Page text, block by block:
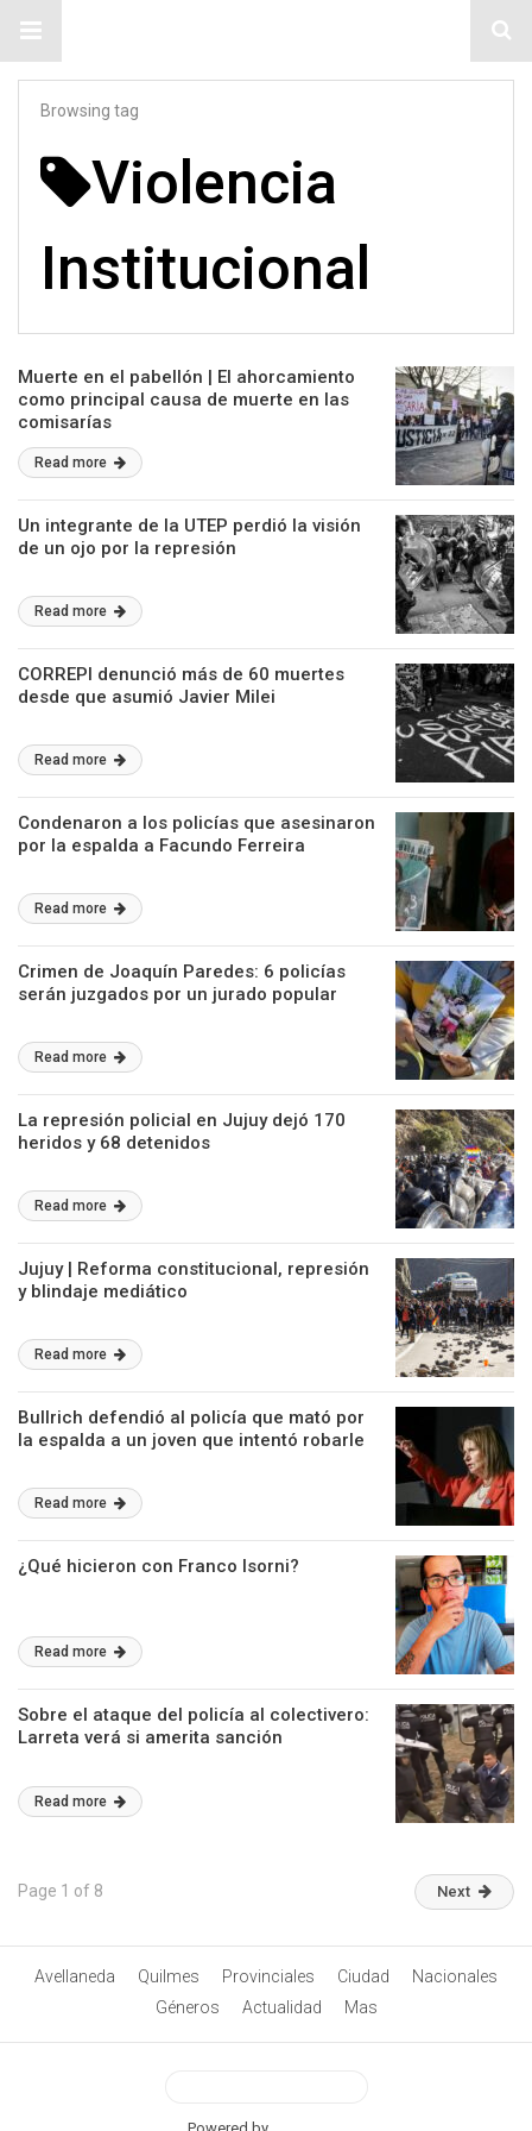
Browsing tag
Violencia
Institucional
Muerte en el pabellón | El ahorcamiento
como principal causa de muerte en las
comisarías
Read more
Un integrante de la UTEP perdió la visión
de un ojo por la represión
Read more
CORREPI denunció más de 60 muertes
desde que asumió Javier Milei
Read more
Condenaron a los policías que asesinaron
por la espalda a Facundo Ferreira
Read more
Crimen de Joaquín Paredes: 6 policías
serán juzgados por un jurado popular
Read more
La represión policial en Jujuy dejó 170
heridos y 68 detenidos
Read more
Jujuy | Reforma constitucional, represión
y blindaje mediático
Read more
Bullrich defendió al policía que mató por
la espalda a un joven que intentó robarle
Read more
¿Qué hicieron con Franco Isorni?
Read more
Sobre el ataque del policía al colectivero:
Larreta verá si amerita sanción
Read more
Page 1 of 8 Next
Avellaneda Quilmes Provinciales Ciudad
Nacionales
Géneros
Actualidad Mas